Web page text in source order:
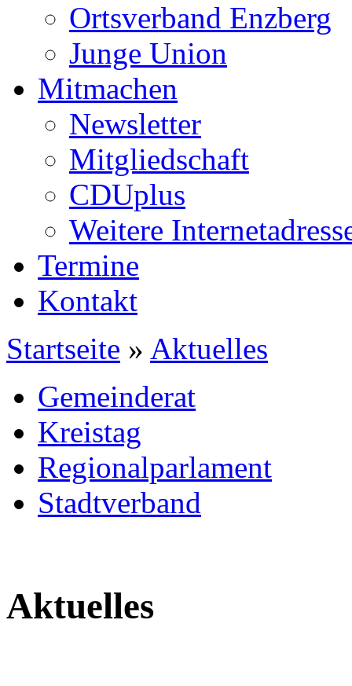
Ortsverband Enzberg
Junge Union
Mitmachen
Newsletter
Mitgliedschaft
CDUplus
Weitere
Termine
Kontakt
Startseite » Aktuelles
Gemeinderat
Kreistag
Regionalparlament
Stadtverband
Aktuelles